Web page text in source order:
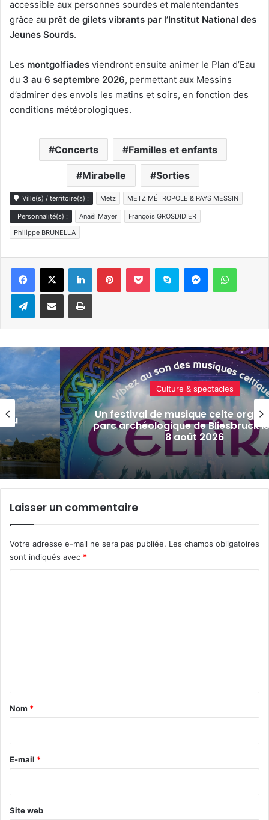
accessible aux personnes sourdes et malentendantes
grâce au prêt de gilets vibrants par l’Institut National des
Jeunes Sourds.
Les montgolfiades viendront ensuite animer le Plan d’Eau
du 3 au 6 septembre 2026, permettant aux Messins
d’admirer des envols les matins et soirs, en fonction des
conditions météorologiques.
Concerts Familles et enfants
Mirabelle Sorties
Ville(s) / territoire(s) : Metz METZ MÉTROPOLE & PAYS MESSIN
Personnalité(s) : Anaël Mayer
François GROSDIDIER
Philippe BRUNELLA
LinkedinPinterestPocket Skype Messenger
TelegramPartager par e-mail Imprimer
au
7 et
Actualité locale & société
Tout-Metz, armée, sports de
actus de la semaine à Metz (31
2026)
Laisser un commentaire
Votre adresse e-mail ne sera pas publiée. Les champs obligatoires
sont indiqués avec *
a
e
Nom *
E-mail *
Site web